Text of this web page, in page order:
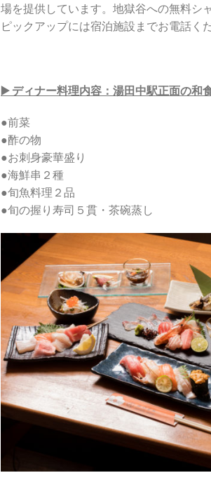
場を提供しています。地獄谷への無料シ
ピックアップには宿泊施設までお電話く
▶️ ディナー料理内容：湯田中駅正面の和
●前菜
●酢の物
●お刺身豪華盛り
●海鮮串２種
●旬魚料理２品
●旬の握り寿司５貫・茶碗蒸し